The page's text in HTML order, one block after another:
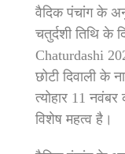
वैदिक पंचांग के
चतुर्दशी तिथि के
Chaturdashi
छोटी दिवाली के
त्योहार 11
विशेष महत्व है।